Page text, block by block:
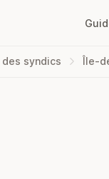
syndics Île-